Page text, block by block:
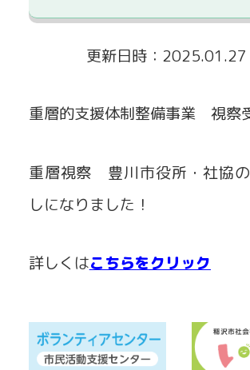
更新日時：2025.01.27
重層的支援体制整備事業 視察
重層視察 豊川市役所・社協
しになりました！
詳しくはこちらをクリック